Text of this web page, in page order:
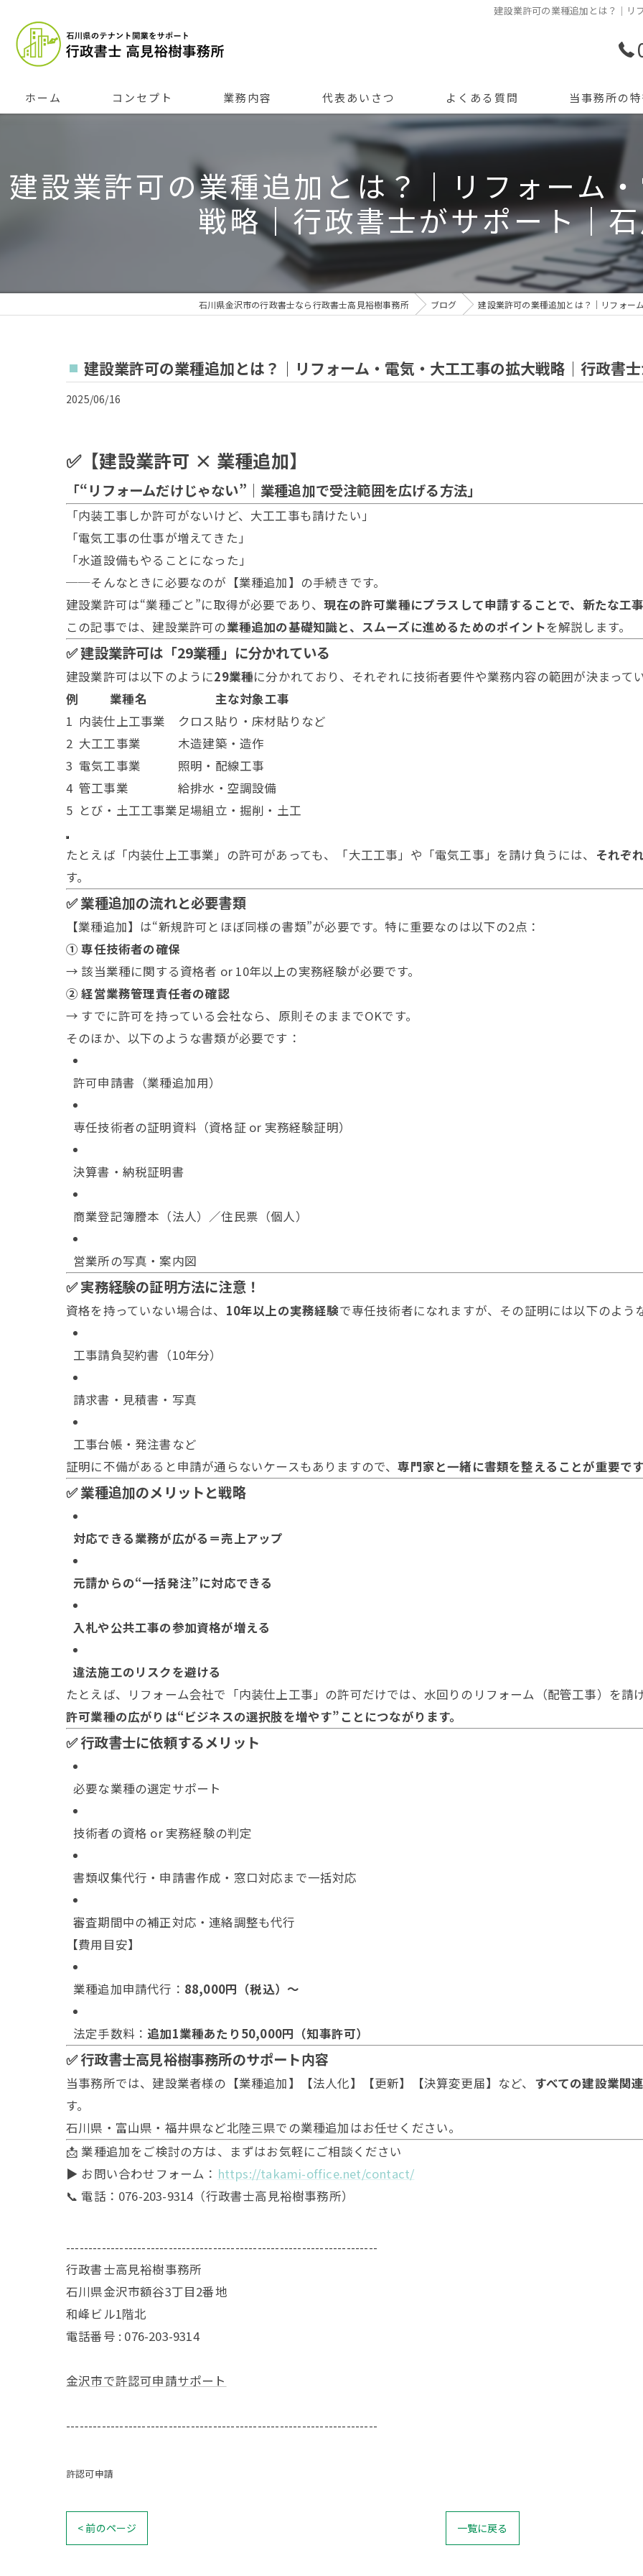
建設業許可の業種追加とは？｜リ
ホーム コンセプト 業務内容 代表あいさつ よくある質問 当事務所の
許認可申請
創業支援
開業
資金調達
会計記帳
建設業許可の業種追加とは？｜リフォーム
戦略｜行政書士がサポート｜
石川県金沢市の行政書士なら行政書士高見裕樹事務所 ブログ 建設業許可の業種追加とは？｜リフォー
建設業許可の業種追加とは？｜リフォーム・電気・大工工事の拡大戦略｜行政書
2025/06/16
✅【建設業許可 × 業種追加】
「“リフォームだけじゃない”｜業種追加で受注範囲を広げる方法」
「内装工事しか許可がないけど、大工工事も請けたい」
「電気工事の仕事が増えてきた」
「水道設備もやることになった」
──そんなときに必要なのが【業種追加】の手続きです。
建設業許可は“業種ごと”に取得が必要であり、現在の許可業種にプラスして申請することで、新たな工
この記事では、建設業許可の業種追加の基礎知識と、スムーズに進めるためのポイントを解説します。
✅ 建設業許可は「29業種」に分かれている
建設業許可は以下のように29業種に分かれており、それぞれに技術者要件や業務内容の範囲が決まってい
例
業種名
主な対象工事
1 内装仕上工事業
クロス貼り・床材貼りなど
2 大工工事業
木造建築・造作
3 電気工事業
照明・配線工事
4 管工事業
給排水・空調設備
5 とび・土工工事業足場組立・掘削・土工
たとえば「内装仕上工事業」の許可があっても、「大工工事」や「電気工事」を請け負うには、 それぞ
す。
✅ 業種追加の流れと必要書類
【業種追加】は“新規許可とほぼ同様の書類”が必要です。特に重要なのは以下の2点：
① 専任技術者の確保
→ 該当業種に関する資格者 or 10年以上の実務経験が必要です。
② 経営業務管理責任者の確認
→ すでに許可を持っている会社なら、原則そのままでOKです。
そのほか、以下のような書類が必要です：
許可申請書（業種追加用）
専任技術者の証明資料（資格証 or 実務経験証明）
決算書・納税証明書
商業登記簿謄本（法人）／住民票（個人）
営業所の写真・案内図
✅ 実務経験の証明方法に注意！
資格を持っていない場合は、 10年以上の実務経験で専任技術者になれますが、その証明には以下のよう
工事請負契約書（10年分）
請求書・見積書・写真
工事台帳・発注書など
証明に不備があると申請が通らないケースもありますので、専門家と一緒に書類を整えることが重要です
✅ 業種追加のメリットと戦略
対応できる業務が広がる＝売上アップ
元請からの“一括発注”に対応できる
入札や公共工事の参加資格が増える
違法施工のリスクを避ける
たとえば、リフォーム会社で「内装仕上工事」の許可だけでは、水回りのリフォーム（配管工事）を請
許可業種の広がりは“ビジネスの選択肢を増やす”ことにつながります。
✅ 行政書士に依頼するメリット
必要な業種の選定サポート
技術者の資格 or 実務経験の判定
書類収集代行・申請書作成・窓口対応まで一括対応
審査期間中の補正対応・連絡調整も代行
【費用目安】
業種追加申請代行： 88,000円（税込）～
法定手数料： 追加1業種あたり50,000円（知事許可）
✅ 行政書士高見裕樹事務所のサポート内容
当事務所では、建設業者様の【業種追加】【法人化】【更新】【決算変更届】など、 すべての建設業関
す。
石川県・富山県・福井県など北陸三県での業種追加はお任せください。
📩 業種追加をご検討の方は、まずはお気軽にご相談ください
▶ お問い合わせフォーム： https://takami-office.net/contact/
📞 電話：076-203-9314（行政書士高見裕樹事務所）
----------------------------------------------------------------------
行政書士高見裕樹事務所
石川県金沢市額谷3丁目2番地
和峰ビル1階北
電話番号 : 076-203-9314
金沢市で許認可申請サポート
----------------------------------------------------------------------
許認可申請
< 前のページ 一覧に戻る